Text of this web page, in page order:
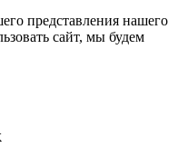
представления нашего
сайт, мы будем